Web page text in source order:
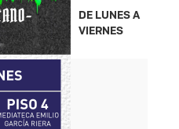
DE LUNES A
VIERNES